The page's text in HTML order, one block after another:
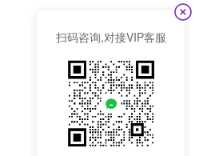
扫码咨询,对接VIP客服